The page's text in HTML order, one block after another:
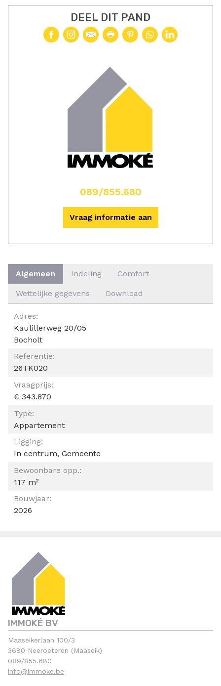
DEEL DIT PAND
089/855.680
Vraag informatie aan
Algemeen Indeling Comfort
Wettelijke gegevens Download
ALGEMEEN
Adres:
Kaulillerweg 20/05
Bocholt
Referentie:
26TK020
Vraagprijs:
€ 343.870
Type:
Appartement
Ligging:
In centrum, Gemeente
Bewoonbare opp.:
117 m²
Bouwjaar:
2026
IMMOKÉ BV
Maaseikerlaan 100/3
3680 Neeroeteren (Maaseik)
089/855.680
info@immoke.be